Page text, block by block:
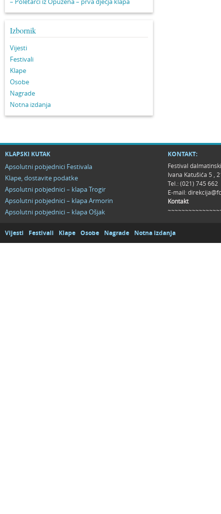
Izbornik
Vijesti
Festivali
Klape
Osobe
Nagrade
Notna izdanja
KLAPSKI KUTAK
Apsolutni pobjednici Festivala
Klape, dostavite podatke
Apsolutni pobjednici – klapa Trogir
Apsolutni pobjednici – klapa Armorin
Apsolutni pobjednici – klapa Ošjak
KONTAKT:
Festival
Ivana Katušića 5 ,
Tel.: (021) 745 662
E-mail:
Kontakt
Vijesti Festivali Klape Osobe Nagrade Notna izdanja